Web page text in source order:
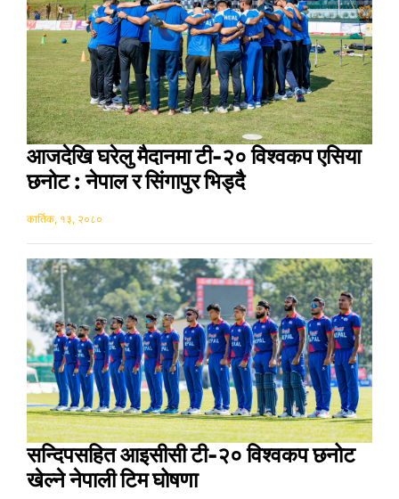
आजदेखि घरेलु मैदानमा टी-२० विश्वकप एसिया
छनोट : नेपाल र सिंगापुर भिड्दै
कार्तिक, १३, २०८०
सन्दिपसहित आइसीसी टी-२० विश्वकप छनोट
खेल्ने नेपाली टिम घोषणा